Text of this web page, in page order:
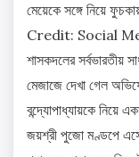
মেয়েকে সঙ্গে নিয়ে
Credit: Social
শাসকদলের সর্বভারতীয়
মেজাজে দেখা গেল
বন্দ্যোপাধ্যায়কে নিয়ে
জয়শ্রী পুজো মণ্ডপে